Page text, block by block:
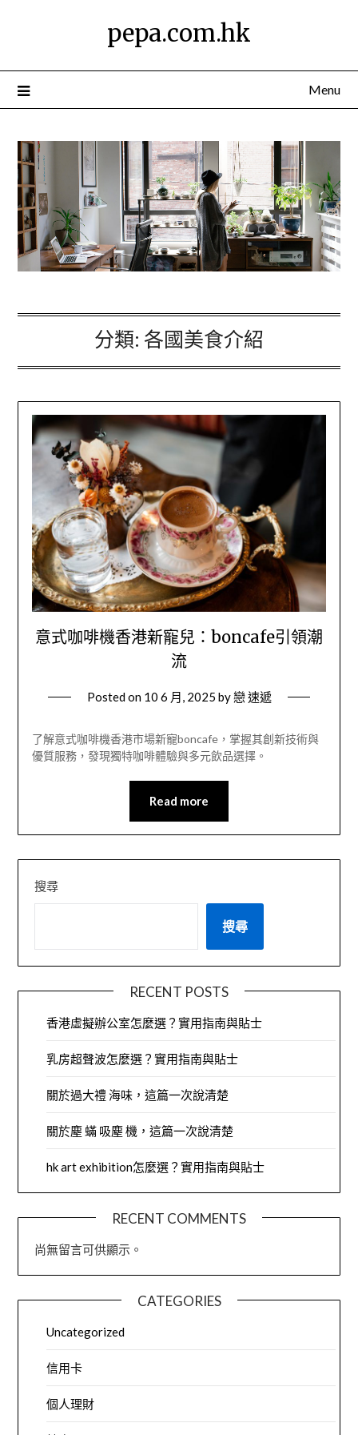
pepa.com.hk
Menu
分類: 各國美食介紹
意式咖啡機香港新寵兒：boncafe引領潮
流
Posted on 10 6 月, 2025 by戀 速遞
了解意式咖啡機香港市場新寵boncafe，掌握其創新技術與
優質服務，發現獨特咖啡體驗與多元飲品選擇。
Read more
搜尋
搜尋
RECENT POSTS
香港虛擬辦公室怎麼選？實用指南與貼士
乳房超聲波怎麼選？實用指南與貼士
關於過大禮 海味，這篇一次說清楚
關於塵 蟎 吸塵 機，這篇一次說清楚
hk art exhibition怎麼選？實用指南與貼士
RECENT COMMENTS
尚無留言可供顯示。
CATEGORIES
Uncategorized
信用卡
個人理財